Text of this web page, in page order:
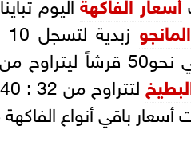
المانجو
باقي أنواع